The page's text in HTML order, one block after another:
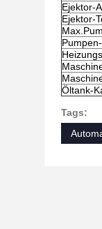
Ejektor-
Ejektor-
Öltank-
Tags: